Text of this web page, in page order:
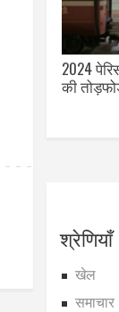
2024
की
श्रेणियाँ
खेल
समाचार